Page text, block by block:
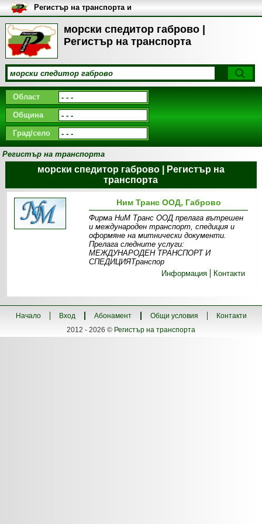
морски спедитор габрово |
Регистър на транспорта
Регистър на транспорта и
транспортните фирми в
България
Област
Община
Град/село
Регистър на транспорта
морски спедитор габрово | Регистър на
транспорта
Ним Транс ООД, Габрово
Фирма НиМ Транс ООД прелага вътрешен
и международен транспорт, спедиция и
оформяне на митнически документи.
Прелага следните услуги:
МЕЖДУНАРОДЕН ТРАНСПОРТ И
СПЕДИЦИЯТранспор
Информация
Контакти
Начало Вход Абонамент Общи условия
Контакти
2012 - 2026 © Регистър на транспорта